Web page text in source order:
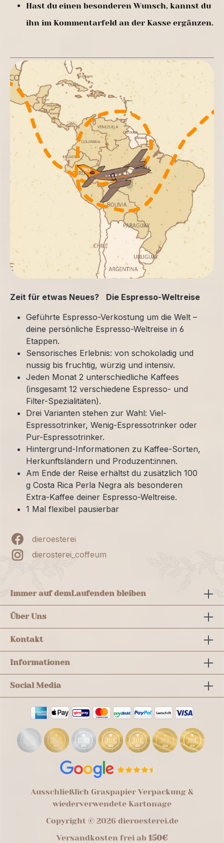
Zeit für etwas Neues? Die Espresso-Weltreise
Geführte Espresso-Verkostung um die Welt –
deine persönliche Espresso-Weltreise in 6
Etappen.
Sensorisches Erlebnis: von schokoladig und
nussig bis fruchtig, würzig und intensiv.
Jeden Monat 2 unterschiedliche Kaffees
(insgesamt 12 verschiedene Espresso- und
Filter-Spezialitäten).
Drei Varianten stehen zur Wahl: Viel-
Espressotrinker, Wenig-Espressotrinker oder
Pur-Espressotrinker.
Hintergrund-Informationen zu Kaffee-Sorten,
Herkunftsländern und Produzent:innen.
Am Ende der Reise erhältst du zusätzlich 100
g Costa Rica Perla Negra als besonderen
Extra-Kaffee deiner Espresso-Weltreise.
1 Mal flexibel pausierbar
dieroesterei
dierosterei_coffeum
Hast du einen besonderen Wunsch, kannst du
ihn im Kommentarfeld an der Kasse ergänzen.
Immer auf demLaufenden bleiben
Über Uns
Kontakt
Informationen
Social Media
Ausschließlich Graspapier Verpackung &
wiederverwendete Kartonage
Copyright © 2026 dieroesterei.de
Versandkosten frei ab 150€